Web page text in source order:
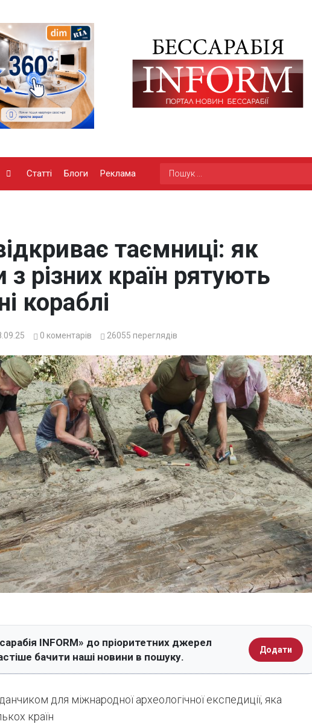
Статті Блоги Реклама
таємниці: як
з різних країн рятують
кораблі
0 коментарів 26055 переглядів
INFORM» до пріоритетних джерел
бачити наші новини в пошуку.
Додати
для міжнародної археологічної експедиції, яка
країн